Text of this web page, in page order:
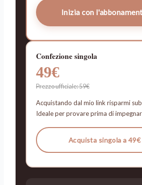
Inizia con
Confezione singola
49€
Prezzo ufficiale: 59€
Acquistando dal mio link risparmi
Ideale per provare prima di
Acquista singola a